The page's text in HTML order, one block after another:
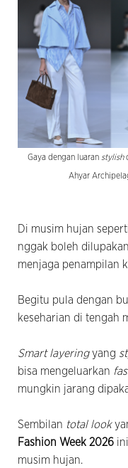
Gaya dengan luaran stylish
Ahyar
Di musim hujan
nggak boleh
menjaga penampilan
Begitu pula dengan
keseharian di tengah
Smart layeringyang
bisa mengeluarkan
mungkin jarang
Sembilan total look
Fashion Week 2026
musim hujan.